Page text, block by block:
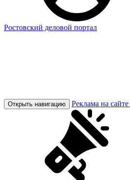
Ростовский деловой портал
Открыть навигацию Реклама на сайте